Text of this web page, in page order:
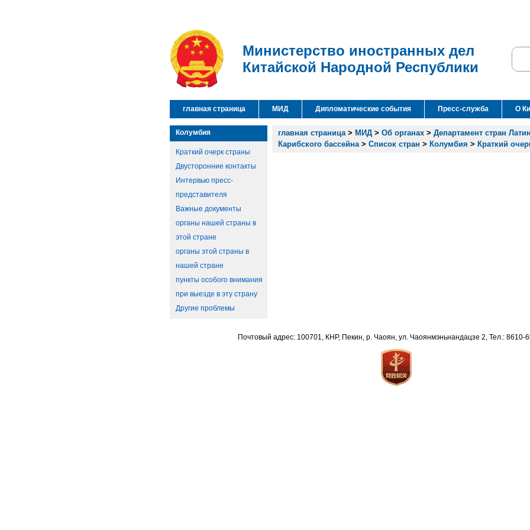
Министерство иностранных дел
Китайской Народной Республики
главная страница МИД Дипломатические события Пресс-служба О
Колумбия
Краткий очерк страны
Двусторонние контакты
Интервью пресс-
представителя
Важные документы
органы нашей страны в
этой стране
органы этой страны в
нашей стране
пункты особого внимания
при выезде в эту страну
Другие проблемы
главная страница> МИД > Об органах > Департамент стран
Карибского бассейна> Список стран > Колумбия > Краткий
Почтовый адрес: 100701, КНР, Пекин, р. Чаоян, ул. Чаоянмэньнандацзе 2, Тел.: 8610-